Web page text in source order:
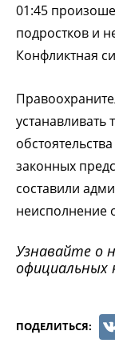
01:45
подростков и
Конфликтная
устанавливать
законных
составили
неисполнение
Узнавайте о
официальных
ПОДЕЛИТЬСЯ: